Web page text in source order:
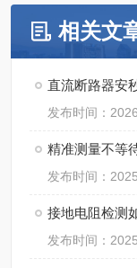
相关文
发布时间：
精准测量不等
发布时间：
接地电阻检测
发布时间：